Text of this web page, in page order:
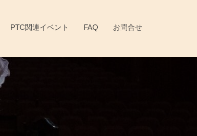
PTC関連イベント FAQ お問合せ